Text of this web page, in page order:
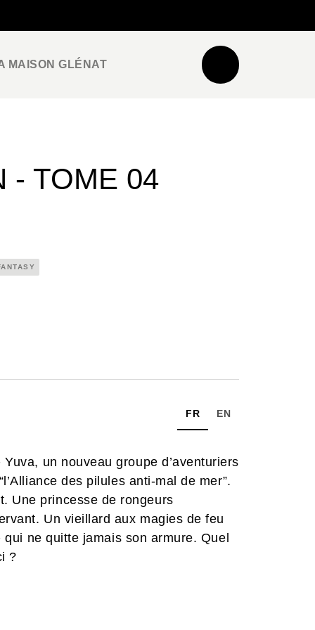
MAISON GLÉNAT
- TOME 04
FR EN
un nouveau groupe d’aventuriers
des pilules anti-mal de mer”.
Une princesse de rongeurs
Un vieillard aux magies de feu
ne quitte jamais son armure. Quel
?